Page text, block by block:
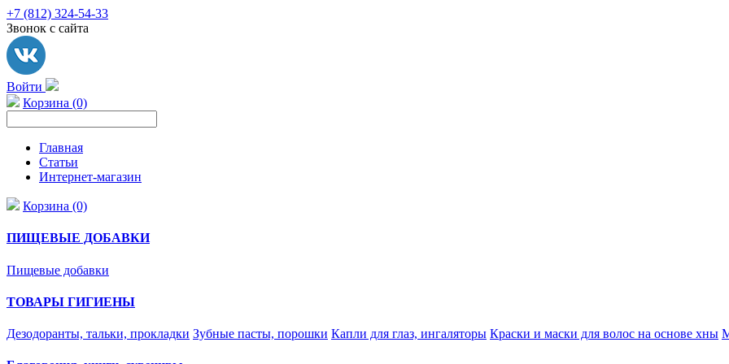
+7 (812) 324-54-33
Звонок с сайта
Войти
Корзина (0)
Главная
Статьи
Интернет-магазин
Корзина (0)
ПИЩЕВЫЕ ДОБАВКИ
Пищевые добавки
ТОВАРЫ ГИГИЕНЫ
Дезодоранты, тальки, прокладки Зубные пасты, порошки Капли для глаз, ингаляторы Краски и маски для волос на основе хны